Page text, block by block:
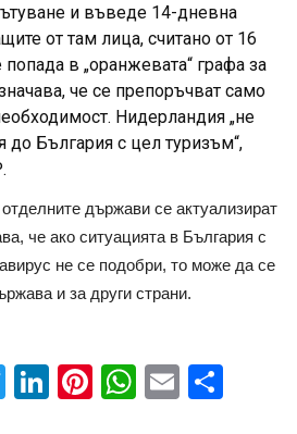
и въведе 14-дневна
от там лица, считано от 16
в „оранжевата“ графа за
че се препоръчват само
Нидерландия „не
до България с цел туризъм“,
държави се актуализират
че ако ситуацията в България с
не се подобри, то може да се
и за други страни.
Twitter
LinkedIn
Pinterest
WhatsApp
Email